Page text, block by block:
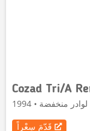
قَدّمَ سِعْراً